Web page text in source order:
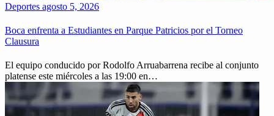
Deportes agosto 5, 2026
Boca enfrenta a Estudiantes en Parque Patricios por el Torneo
Clausura
El equipo conducido por Rodolfo Arruabarrena recibe al conjunto
platense este miércoles a las 19:00 en…